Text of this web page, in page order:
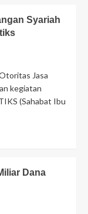
Syariah
Jasa
kegiatan
(Sahabat Ibu
Dana